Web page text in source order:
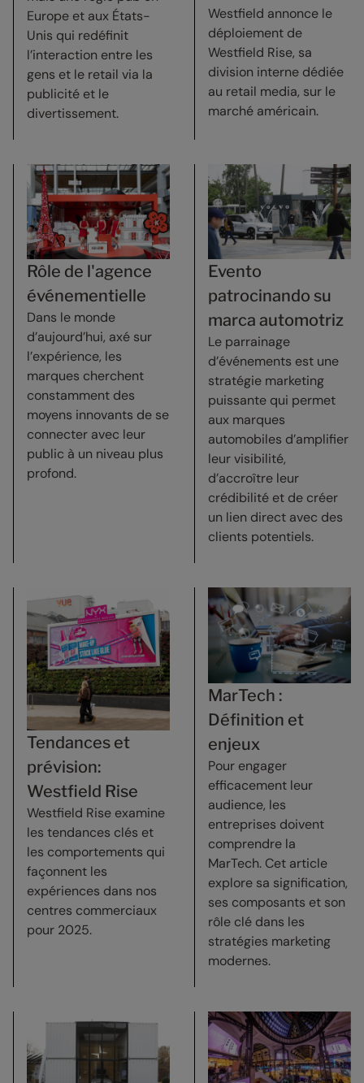
Europe et aux États-
Unis qui redéfinit
l’interaction entre les
gens et le retail via la
publicité et le
divertissement.
Westfield annonce le
déploiement de
Westfield Rise, sa
division interne dédiée
au retail media, sur le
marché américain.
Rôle de l'agence
événementielle
Dans le monde
d’aujourd’hui, axé sur
l’expérience, les
marques cherchent
constamment des
moyens innovants de se
connecter avec leur
public à un niveau plus
profond.
Evento
patrocinando su
marca automotriz
Le parrainage
d’événements est une
stratégie marketing
puissante qui permet
aux marques
automobiles d’amplifier
leur visibilité,
d’accroître leur
crédibilité et de créer
un lien direct avec des
clients potentiels.
Tendances et
prévision:
Westfield Rise
Westfield Rise examine
les tendances clés et
les comportements qui
façonnent les
expériences dans nos
centres commerciaux
pour 2025.
MarTech :
Définition et
enjeux
Pour engager
efficacement leur
audience, les
entreprises doivent
comprendre la
MarTech. Cet article
explore sa signification,
ses composants et son
rôle clé dans les
stratégies marketing
modernes.